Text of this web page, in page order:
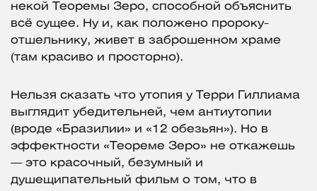
некой Теоремы Зеро, способной объяснить
всё сущее. Ну и, как положено пророку-
отшельнику, живет в заброшенном храме
(там красиво и просторно).
Нельзя сказать что утопия у Терри Гиллиама
выглядит убедительней, чем антиутопии
(вроде «Бразилии» и «12 обезьян»). Но в
эффектности «Теореме Зеро» не откажешь
— это красочный, безумный и
душещипательный фильм о том, что в